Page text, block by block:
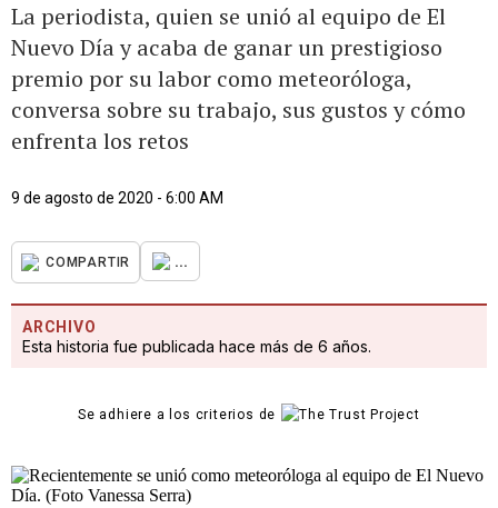
La periodista, quien se unió al equipo de El
Nuevo Día y acaba de ganar un prestigioso
premio por su labor como meteoróloga,
conversa sobre su trabajo, sus gustos y cómo
enfrenta los retos
9 de agosto de 2020 - 6:00 AM
COMPARTIR ...
ARCHIVO
Esta historia fue publicada hace más de 6 años.
Se adhiere a los criterios de